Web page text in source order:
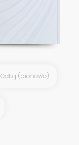
Odbij (pionowo)